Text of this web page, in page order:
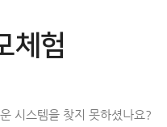
체험
시스템을 찾지 못하셨나요?